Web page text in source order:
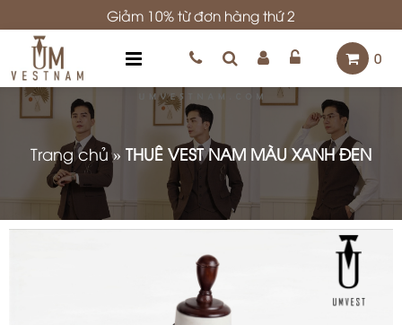
Giảm 10% từ đơn hàng thứ 2
0
Trang chủ » THUÊ VEST NAM MÀU XANH ĐEN